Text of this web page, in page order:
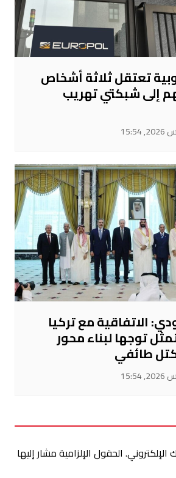
تعتقل ثلاثة أشخاص
إلى شبكتي تهريب
الاتفاقية مع تركيا
توجها لبناء محور
طائفي
الإلكتروني. الحقول الإلزامية مشار إليها